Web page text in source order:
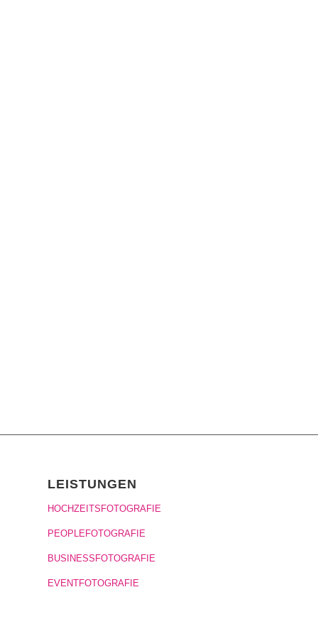
LEISTUNGEN
HOCHZEITSFOTOGRAFIE
PEOPLEFOTOGRAFIE
BUSINESSFOTOGRAFIE
EVENTFOTOGRAFIE